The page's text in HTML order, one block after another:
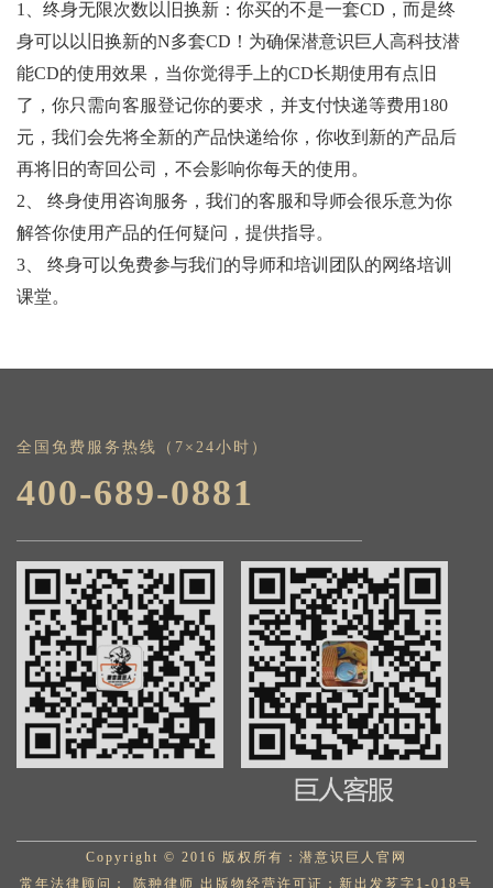
1、终身无限次数以旧换新：你买的不是一套CD，而是终
身可以以旧换新的N多套CD！为确保潜意识巨人高科技潜
能CD的使用效果，当你觉得手上的CD长期使用有点旧
了，你只需向客服登记你的要求，并支付快递等费用180
元，我们会先将全新的产品快递给你，你收到新的产品后
再将旧的寄回公司，不会影响你每天的使用。
2、 终身使用咨询服务，我们的客服和导师会很乐意为你
解答你使用产品的任何疑问，提供指导。
3、 终身可以免费参与我们的导师和培训团队的网络培训
课堂。
全国免费服务热线（7×24小时）
400-689-0881
Copyright © 2016 版权所有：潜意识巨人官网
常年法律顾问： 陈翀律师 出版物经营许可证：新出发芗字1-018号